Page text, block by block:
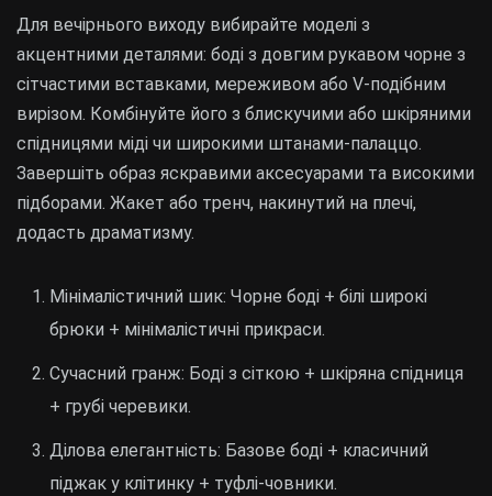
Для вечірнього виходу вибирайте моделі з
акцентними деталями: боді з довгим рукавом чорне з
сітчастими вставками, мереживом або V-подібним
вирізом. Комбінуйте його з блискучими або шкіряними
спідницями міді чи широкими штанами-палаццо.
Завершіть образ яскравими аксесуарами та високими
підборами. Жакет або тренч, накинутий на плечі,
додасть драматизму.
Мінімалістичний шик: Чорне боді + білі широкі
брюки + мінімалістичні прикраси.
Сучасний гранж: Боді з сіткою + шкіряна спідниця
+ грубі черевики.
Ділова елегантність: Базове боді + класичний
піджак у клітинку + туфлі-човники.